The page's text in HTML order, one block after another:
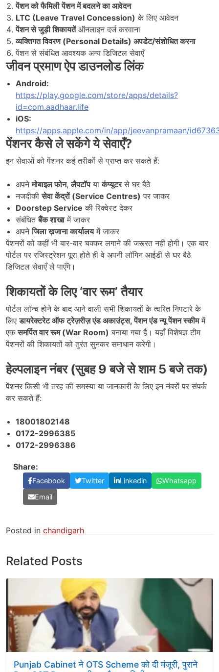
पेंशन को फैमिली पेंशन में बदलने का आवेदन
LTC (Leave Travel Concession) के लिए आवेदन
पेंशन से जुड़ी शिकायतेंऑनलाइन दर्ज करवाना
व्यक्तिगत विवरण (Personal Details) अपडेट/संशोधित करना
पेंशन से संबंधित आवश्यक अन्य डिजिटल सेवाएँ
जीवन प्रमाण ऐप डाउनलोड लिंक
Android:
https://play.google.com/store/apps/details?
id=com.aadhaar.life
iOS:
https://apps.apple.com/in/app/jeevanpramaan/
पेंशनर कैसे ले सकेंगे ये सेवाएँ?
इन सेवाओं को पेंशनर कई तरीकों से प्राप्त कर सकते हैं:
अपनेमोबाइल फोन,लैपटॉपयाकंप्यूटरसे घर बैठे
नजदीकीसेवा केंद्रों (Service Centres) पर जाकर
Doorstep Service की रिक्वेस्ट देकर
संबंधितबैंक शाखामें जाकर
अपनेजिला ख़जाना कार्यालयमें जाकर
पेंशनरों को कहीं भी बार-बार चक्कर लगाने की जरूरत नहीं होगी। एक बार
पोर्टल पर रजिस्ट्रेशन पूरा होते ही वे अपनी लॉगिन आईडी से घर बैठे
डिजिटल सेवाएँ ले पाएँगे।
शिकायतों के लिए ‘वार रूम’तैयार
पोर्टल लॉन्च होने के बाद आने वाली सभी शिकायतों के त्वरित निपटारे के
लिएडायरेक्टरेट ऑफ ट्रेज़रीज़ एंड अकाउंट्स,पेंशन एंड न्यू पेंशन स्कीममें
एकसमर्पित वार रूम (War Room) बनाया गया है। यहाँ विशेषज्ञ टीम
पेंशनरों की शिकायतों को तुरंत सुनकर समाधान करेगी।
हेल्पलाइन नंबर (सुबह9बजे से शाम5बजे तक)
पेंशनर किसी भी तरह की समस्या या जानकारी के लिए इन नंबरों पर संपर्क
कर सकते हैं:
18001802148
0172-2996385
0172-2996386
Share:
Facebook Twitter Linkedin
Whatsapp
Email
Posted in chandigarh
Related Posts
Punjab Cabinet ने OTS Scheme को दी मंजूरी, पुराने